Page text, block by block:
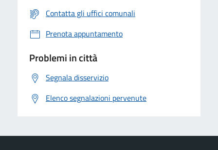
Contatta gli uffici comunali
Prenota appuntamento
Problemi in città
Segnala disservizio
Elenco segnalazioni pervenute